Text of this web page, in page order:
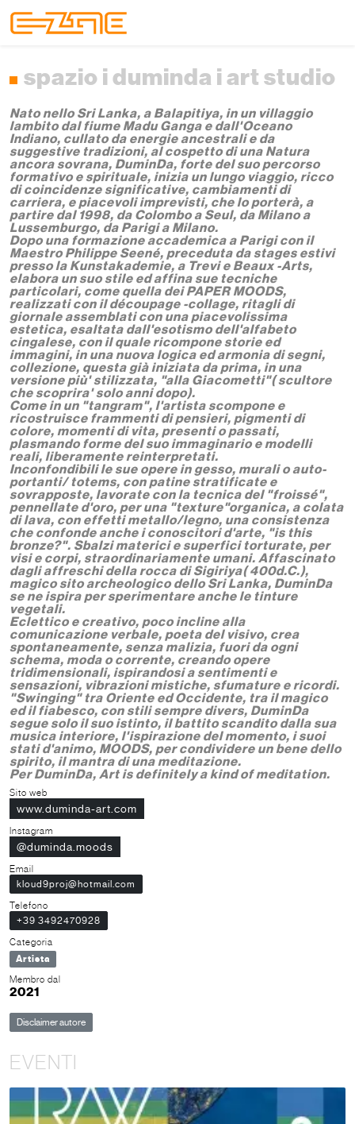
spazio i duminda i art studio
Nato nello Sri Lanka, a Balapitiya, in un villaggio
lambito dal fiume Madu Ganga e dall'Oceano
Indiano, cullato da energie ancestrali e da
suggestive tradizioni, al cospetto di una Natura
ancora sovrana, DuminDa, forte del suo percorso
formativo e spirituale, inizia un lungo viaggio, ricco
di coincidenze significative, cambiamenti di
carriera, e piacevoli imprevisti, che lo porterà, a
partire dal 1998, da Colombo a Seul, da Milano a
Lussemburgo, da Parigi a Milano.
Dopo una formazione accademica a Parigi con il
Maestro Philippe Seené, preceduta da stages estivi
presso la Kunstakademie, a Trevi e Beaux -Arts,
elabora un suo stile ed affina sue tecniche
particolari, come quella dei PAPER MOODS,
realizzati con il découpage -collage, ritagli di
giornale assemblati con una piacevolissima
estetica, esaltata dall'esotismo dell'alfabeto
cingalese, con il quale ricompone storie ed
immagini, in una nuova logica ed armonia di segni,
collezione, questa già iniziata da prima, in una
versione più' stilizzata, "alla Giacometti"( scultore
che scoprira' solo anni dopo).
Come in un "tangram", l'artista scompone e
ricostruisce frammenti di pensieri, pigmenti di
colore, momenti di vita, presenti o passati,
plasmando forme del suo immaginario e modelli
reali, liberamente reinterpretati.
Inconfondibili le sue opere in gesso, murali o auto-
portanti/ totems, con patine stratificate e
sovrapposte, lavorate con la tecnica del "froissé",
pennellate d'oro, per una "texture"organica, a colata
di lava, con effetti metallo/legno, una consistenza
che confonde anche i conoscitori d'arte, "is this
bronze?". Sbalzi materici e superfici torturate, per
visi e corpi, straordinariamente umani. Affascinato
dagli affreschi della rocca di Sigiriya( 400d.C.),
magico sito archeologico dello Sri Lanka, DuminDa
se ne ispira per sperimentare anche le tinture
vegetali.
Eclettico e creativo, poco incline alla
comunicazione verbale, poeta del visivo, crea
spontaneamente, senza malizia, fuori da ogni
schema, moda o corrente, creando opere
tridimensionali, ispirandosi a sentimenti e
sensazioni, vibrazioni mistiche, sfumature e ricordi.
"Swinging" tra Oriente ed Occidente, tra il magico
ed il fiabesco, con stili sempre divers, DuminDa
segue solo il suo istinto, il battito scandito dalla sua
musica interiore, l'ispirazione del momento, i suoi
stati d'animo, MOODS, per condividere un bene dello
spirito, il mantra di una meditazione.
Per DuminDa, Art is definitely a kind of meditation.
Sito web
www.duminda-art.com
Instagram
@duminda.moods
Email
kloud9proj@hotmail.com
Telefono
+39 3492470928
Categoria
Artista
Membro dal
2021
Disclaimer autore
EVENTI